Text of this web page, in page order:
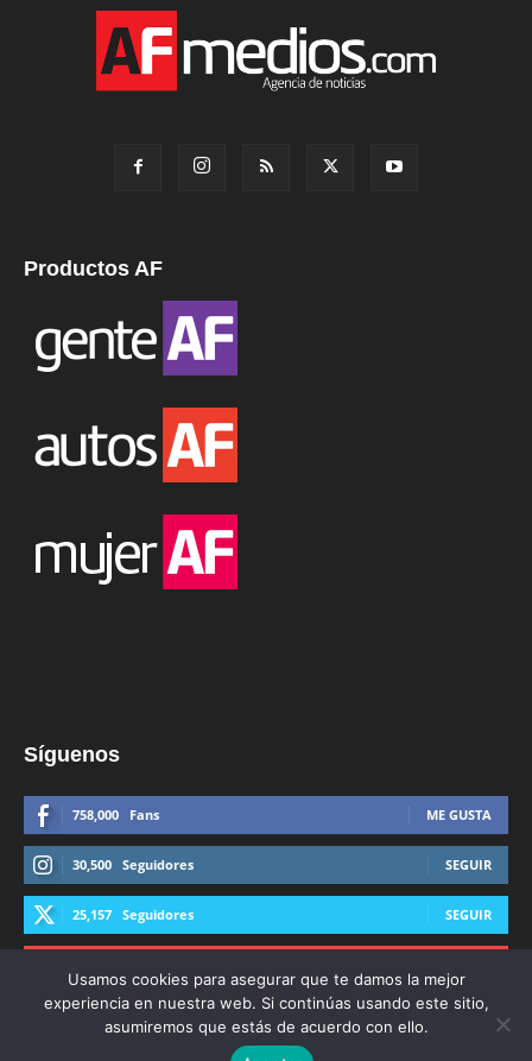
Productos AF
Síguenos
758,000 Fans ME GUSTA
30,500 Seguidores SEGUIR
25,157 Seguidores SEGUIR
Usamos cookies para asegurar que te damos la mejor
experiencia en nuestra web. Si continúas usando este sitio,
asumiremos que estás de acuerdo con ello.